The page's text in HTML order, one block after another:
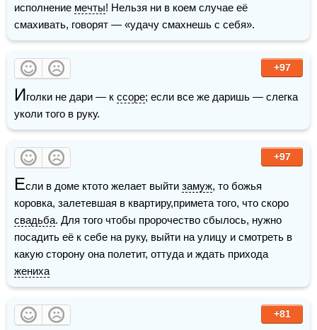
исполнение мечты! Нельзя ни в коем случае её
смахивать, говорят — «удачу смахнешь с себя».
+97
Иголки не дари — к ссоре; если все же даришь — слегка
уколи того в руку.
+97
Если в доме кто­то желает выйти замуж, то божья
свадьба. Для того чтобы пророчество сбылось, нужно
посадить её к себе на руку, выйти на улицу и смотреть в
жениха
+81